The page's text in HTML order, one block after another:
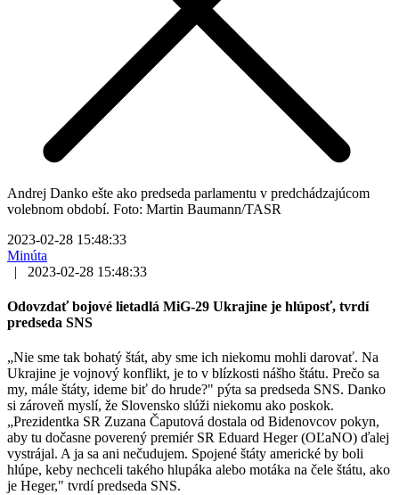
Andrej Danko ešte ako predseda parlamentu v predchádzajúcom
volebnom období. Foto: Martin Baumann/TASR
2023-02-28 15:48:33
Minúta
|
2023-02-28 15:48:33
Odovzdať bojové lietadlá MiG-29 Ukrajine je hlúposť, tvrdí
predseda SNS
„Nie sme tak bohatý štát, aby sme ich niekomu mohli darovať. Na
Ukrajine je vojnový konflikt, je to v blízkosti nášho štátu. Prečo sa
my, mále štáty, ideme biť do hrude?" pýta sa predseda SNS. Danko
si zároveň myslí, že Slovensko slúži niekomu ako poskok.
„Prezidentka SR Zuzana Čaputová dostala od Bidenovcov pokyn,
aby tu dočasne poverený premiér SR Eduard Heger (OĽaNO) ďalej
vystrájal. A ja sa ani nečudujem. Spojené štáty americké by boli
hlúpe, keby nechceli takého hlupáka alebo motáka na čele štátu, ako
je Heger," tvrdí predseda SNS.